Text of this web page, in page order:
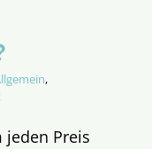
,
Preis